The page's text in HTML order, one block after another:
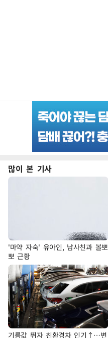
많이 본 기사
'마약 자숙' 유아인, 남사친과 볼뽀
뽀 근황
기름값 뛰자 친환경차 인기↑…변